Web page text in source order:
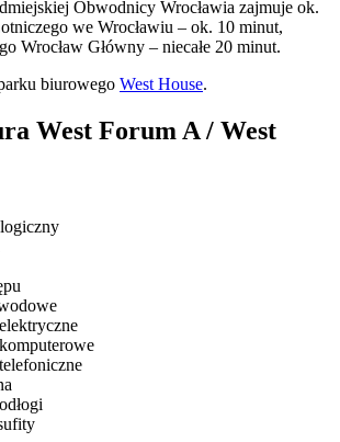
Obwodnicy Wrocławia zajmuje ok.
we Wrocławiu – ok. 10 minut,
Wrocław Główny – niecałe 20 minut.
biurowego West House.
West Forum A / West